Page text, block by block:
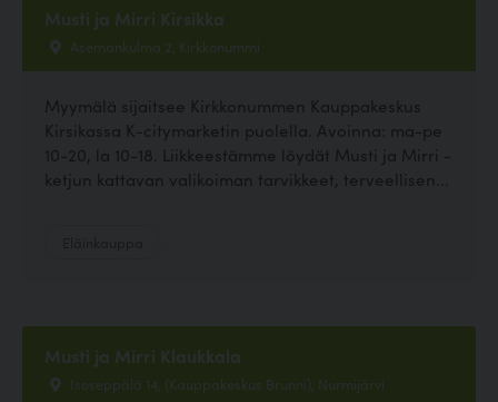
Musti ja Mirri Kirsikka
Asemankulma 2, Kirkkonummi
Myymälä sijaitsee Kirkkonummen Kauppakeskus
Kirsikassa K-citymarketin puolella. Avoinna: ma-pe
10-20, la 10-18. Liikkeestämme löydät Musti ja Mirri -
ketjun kattavan valikoiman tarvikkeet, terveellisen...
Musti ja Mirri Klaukkala
Isoseppälä 14, (Kauppakeskus Brunni), Nurmijärvi